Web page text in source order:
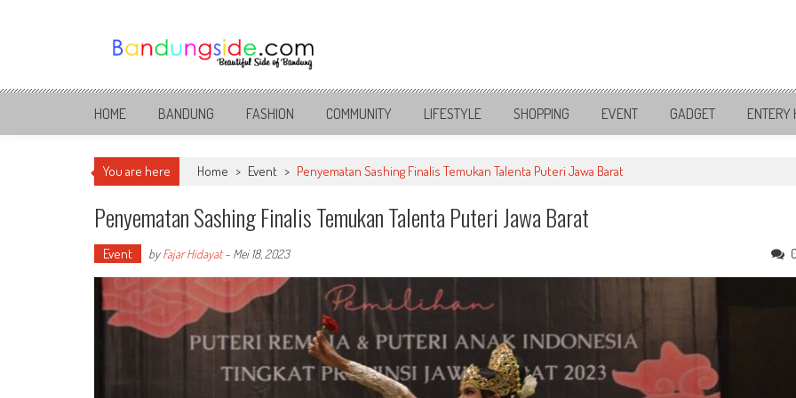
Bandung Side
Sisi Cantik Bandung
HOME BANDUNG FASHION COMMUNITY LIFESTYLE SHOPPING EVENT GADGET ENTERY
You are here Home > Event > Penyematan Sashing Finalis Temukan Talenta Puteri Jawa Barat
Penyematan Sashing Finalis Temukan Talenta Puteri Jawa Barat
Event byFajar Hidayat- Mei 18, 2023 0